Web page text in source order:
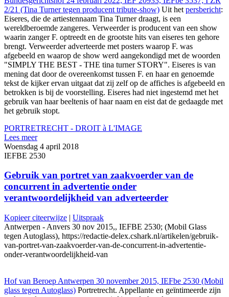
2/21 (Tina Turner tegen producent tribute-show) Uit het persbericht:
Eiseres, die de artiestennaam Tina Turner draagt, is een
wereldberoemde zangeres. Verweerder is producent van een show
waarin zanger F. optreedt en de grootste hits van eiseres ten gehore
brengt. Verweerder adverteerde met posters waarop F. was
afgebeeld en waarop de show werd aangekondigd met de woorden
"SIMPLY THE BEST - THE tina turner STORY". Eiseres is van
mening dat door de overeenkomst tussen F. en haar en genoemde
tekst de kijker ervan uitgaat dat zij zelf op de affiches is afgebeeld en
betrokken is bij de voorstelling. Eiseres had niet ingestemd met het
gebruik van haar beeltenis of haar naam en eist dat de gedaagde met
het gebruik stopt.
PORTRETRECHT - DROIT à L'IMAGE
Lees meer
Woensdag 4 april 2018
IEFBE 2530
Gebruik van portret van zaakvoerder van de
concurrent in advertentie onder
verantwoordelijkheid van adverteerder
Kopieer citeerwijze | Uitspraak
Antwerpen - Anvers 30 nov 2015,, IEFBE 2530; (Mobil Glass
tegen Autoglass), https://redactie-delex.cshark.nl/artikelen/gebruik-
van-portret-van-zaakvoerder-van-de-concurrent-in-advertentie-
onder-verantwoordelijkheid-van
Hof van Beroep Antwerpen 30 november 2015, IEFbe 2530 (Mobil
glass tegen Autoglass) Portretrecht. Appellante en geïntimeerde zijn